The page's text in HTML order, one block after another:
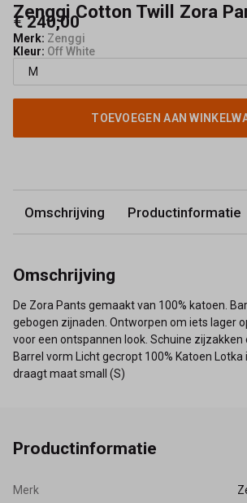
Zenggi Cotton Twill Zora
€ 240,00
Merk: Zenggi
Kleur: Off White
TOEVOEGEN AAN
Omschrijving Productinformatie
Omschrijving
De Zora Pants gemaakt van 100% katoen.
gebogen zijnaden. Ontworpen om iets lager
voor een ontspannen look. Schuine zijzakken
Barrel vorm Licht gecropt 100% Katoen Lotka
draagt maat small (S)
Productinformatie
Merk